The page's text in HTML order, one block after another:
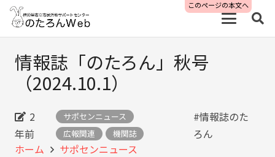
このページの本文へ
情報誌「のたろん」秋号
（2024.10.1）
2
年前
サポセンニュース
広報関連
機関誌
#情報誌のた
ろん
ホーム
サポセンニュース